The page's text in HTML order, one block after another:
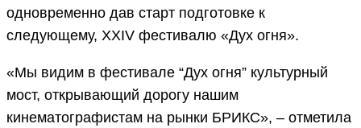
одновременно дав старт подготовке к
следующему, XXIV фестивалю «Дух огня».
«Мы видим в фестивале “Дух огня” культурный
мост, открывающий дорогу нашим
кинематографистам на рынки БРИКС», – отметила